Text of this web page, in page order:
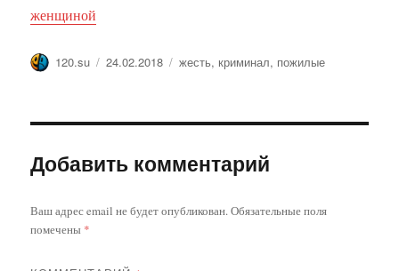
женщиной
Автор
120.su Опубликовано
24.02.2018 Метки
жесть, криминал, пожилые
Добавить комментарий
Ваш адрес email не будет опубликован.Обязательные поля
помечены *